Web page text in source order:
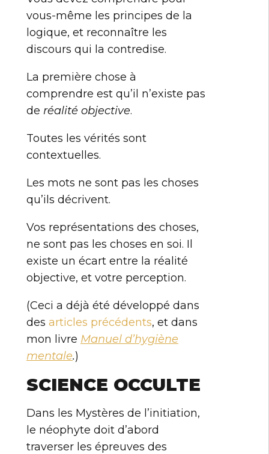
vous-même les principes de la
logique, et reconnaître les
discours qui la contredise.
La première chose à
comprendre est qu’il n’existe pas
de réalité objective.
Toutes les vérités sont
contextuelles.
Les mots ne sont pas les choses
qu’ils décrivent.
Vos représentations des choses,
ne sont pas les choses en soi. Il
existe un écart entre la réalité
objective, et votre perception.
(Ceci a déjà été développé dans
des articles précédents, et dans
mon livre Manuel d’hygiène
mentale.)
SCIENCE OCCULTE
Dans les Mystères de l’initiation,
le néophyte doit d’abord
traverser les épreuves des